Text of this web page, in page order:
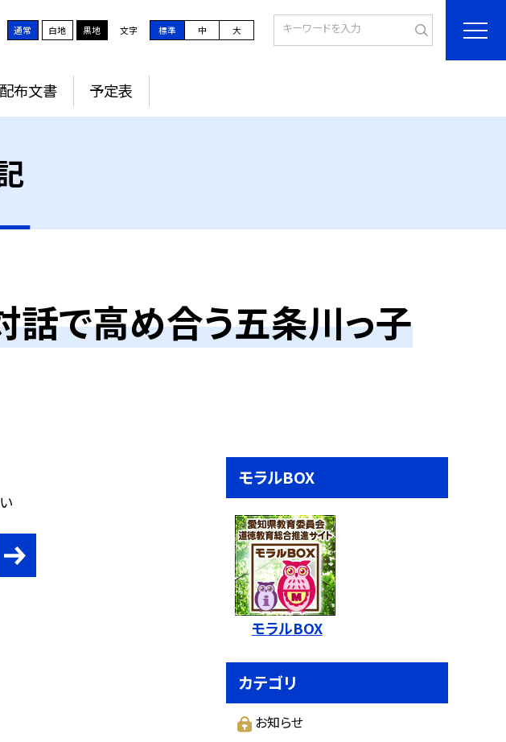
通常 白地 黒地 文字 標準 中 大
配布文書 予定表
で高め合う五条川っ子
モラルBOX
モラルBOX
カテゴリ
お知らせ